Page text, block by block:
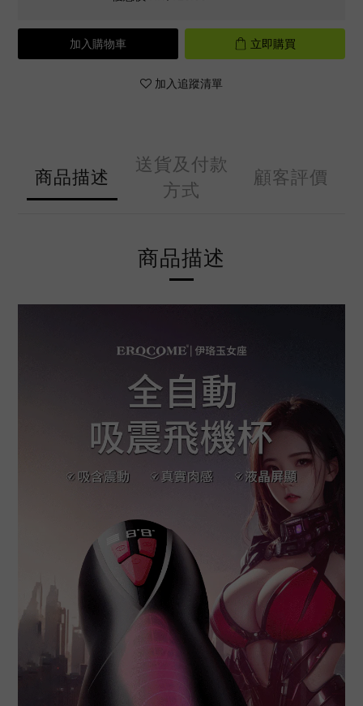
加入購物車 立即購買
加入追蹤清單
商品描述
送貨及付款
方式
顧客評價
商品描述